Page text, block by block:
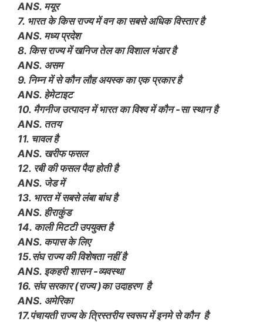
ANS. मयूर
7. भारत के किस राज्य में वन का सबसे अधिक विस्तार है
ANS. मध्य प्रदेश
8. किस राज्य में खनिज तेल का विशाल भंडार है
ANS. असम
9. निम्न में से कौन लौह अयस्क का एक प्रकार है
ANS. हेमेटाइट
10. मैगनीज उत्पादन में भारत का विश्व में कौन -सा स्थान है
ANS. ततय
11. चावल है
ANS. खरीफ फसल
12. रबी की फसल पैदा होती है
ANS. जेड में
13. भारत में सबसे लंबा बांध है
ANS. हीराकुंड
14. काली मिटटी उपयुक्त है
ANS. कपास के लिए
15.संघ राज्य की विशेषता नहीं है
ANS. इकहरी शासन -व्यवस्था
16. संघ सरकार (राज्य )का उदाहरण है
ANS. अमेरिका
17.पंचायती राज्य के त्रिस्तरीय स्वरूप में इनमे से कौन है